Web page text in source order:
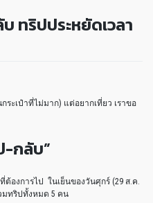
ทริปประหยัดเวลา
ะเป๋าที่ไม่มาก) แต่อยากเที่ยว เราขอ
-กลับ”
องการไป ในเย็นของวันศุกร์ (29 ส.ค.
มทริปทั้งหมด 5 คน